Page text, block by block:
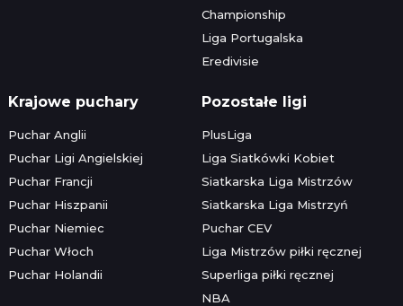
Championship
Liga Portugalska
Eredivisie
Krajowe puchary
Puchar Anglii
Puchar Ligi Angielskiej
Puchar Francji
Puchar Hiszpanii
Puchar Niemiec
Puchar Włoch
Puchar Holandii
Pozostałe ligi
PlusLiga
Liga Siatkówki Kobiet
Siatkarska Liga Mistrzów
Siatkarska Liga Mistrzyń
Puchar CEV
Liga Mistrzów piłki ręcznej
Superliga piłki ręcznej
NBA